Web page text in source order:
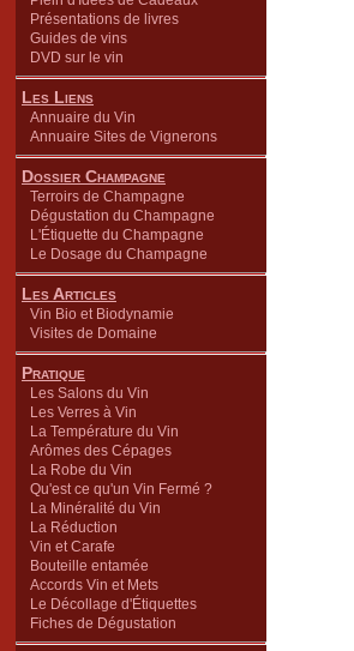
Présentations de livres
Guides de vins
DVD sur le vin
Les Liens
Annuaire du Vin
Annuaire Sites de Vignerons
Dossier Champagne
Terroirs de Champagne
Dégustation du Champagne
L'Étiquette du Champagne
Le Dosage du Champagne
Les Articles
Vin Bio et Biodynamie
Visites de Domaine
Pratique
Les Salons du Vin
Les Verres à Vin
La Température du Vin
Arômes des Cépages
La Robe du Vin
Qu'est ce qu'un Vin Fermé ?
La Minéralité du Vin
La Réduction
Vin et Carafe
Bouteille entamée
Accords Vin et Mets
Le Décollage d'Étiquettes
Fiches de Dégustation